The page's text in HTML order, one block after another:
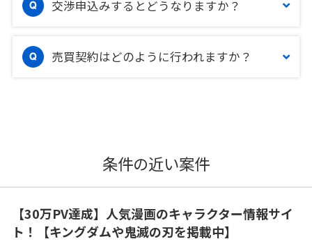
交渉申込みするとどうなりますか？
売買契約はどのように行われますか？
条件の近い案件
【30万PV達成】人気漫画のキャラクター情報サイ
ト！【キングダムや鬼滅の刃を掲載中】